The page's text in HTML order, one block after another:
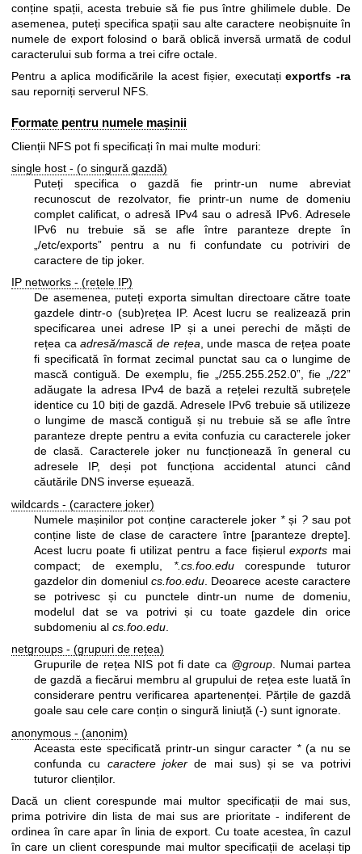
conține spații, acesta trebuie să fie pus între ghilimele duble. De
asemenea, puteți specifica spații sau alte caractere neobișnuite în
numele de export folosind o bară oblică inversă urmată de codul
caracterului sub forma a trei cifre octale.
Pentru a aplica modificările la acest fișier, executațiexportfs -ra
sau reporniți serverul NFS.
Formate pentru numele mașinii
Clienții NFS pot fi specificați în mai multe moduri:
single host - (o singură gazdă)
Puteți specifica o gazdă fie printr-un nume abreviat
recunoscut de rezolvator, fie printr-un nume de domeniu
complet calificat, o adresă IPv4 sau o adresă IPv6. Adresele
IPv6 nu trebuie să se afle între paranteze drepte în
„/etc/exports” pentru a nu fi confundate cu potriviri de
caractere de tip joker.
IP networks - (rețele IP)
De asemenea, puteți exporta simultan directoare către toate
gazdele dintr-o (sub)rețea IP. Acest lucru se realizează prin
specificarea unei adrese IP și a unei perechi de măști de
rețea caadresă/mască de rețea, unde masca de rețea poate
fi specificată în format zecimal punctat sau ca o lungime de
mască contiguă. De exemplu, fie „/255.255.252.0”, fie „/22”
adăugate la adresa IPv4 de bază a rețelei rezultă subrețele
identice cu 10 biți de gazdă. Adresele IPv6 trebuie să utilizeze
o lungime de mască contiguă și nu trebuie să se afle între
paranteze drepte pentru a evita confuzia cu caracterele joker
de clasă. Caracterele joker nu funcționează în general cu
adresele IP, deși pot funcționa accidental atunci când
căutările DNS inverse eșuează.
wildcards - (caractere joker)
Numele mașinilor pot conține caracterele joker *și ?sau pot
conține liste de clase de caractere între [paranteze drepte].
Acest lucru poate fi utilizat pentru a face fișierulexports mai
compact; de exemplu, *.cs.foo.educorespunde tuturor
gazdelor din domeniul cs.foo.edu . Deoarece aceste caractere
se potrivesc și cu punctele dintr-un nume de domeniu,
modelul dat se va potrivi și cu toate gazdele din orice
subdomeniu al cs.foo.edu
netgroups - (grupuri de rețea)
Grupurile de rețea NIS pot fi date ca @group. Numai partea
de gazdă a fiecărui membru al grupului de rețea este luată în
considerare pentru verificarea apartenenței. Părțile de gazdă
goale sau cele care conțin o singură liniuță (-) sunt ignorate.
anonymous - (anonim)
Aceasta este specificată printr-un singur caracter *(a nu se
confunda cu caractere jokerde mai sus) și se va potrivi
tuturor clienților.
Dacă un client corespunde mai multor specificații de mai sus,
prima potrivire din lista de mai sus are prioritate - indiferent de
ordinea în care apar în linia de export. Cu toate acestea, în cazul
în care un client corespunde mai multor specificații de același tip